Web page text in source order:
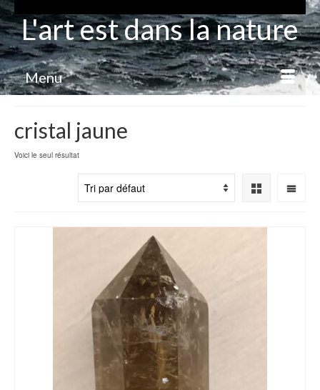
L'art est dans la nature
Menu
cristal jaune
Voici le seul résultat